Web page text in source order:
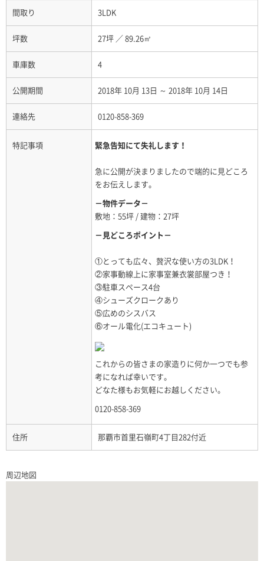
間取り 3LDK
坪数 27坪 ／89.26㎡
車庫数 4
公開期間 2018年 10月 13日 ～ 2018年 10月 14日
連絡先 0120-858-369
特記事項 緊急告知にて失礼します！
急に公開が決まりましたので端的に見どころ
をお伝えします。
－物件データ－
敷地：55坪 / 建物：27坪
－見どころポイント－
①とっても広々、贅沢な使い方の3LDK！
②家事動線上に家事室兼衣裳部屋つき！
③駐車スペース4台
④シューズクロークあり
⑤広めのシスバス
⑥オール電化(エコキュート)
これからの皆さまの家造りに何か一つでも参
考になれば幸いです。
どなた様もお気軽にお越しください。
0120-858-369
住所 那覇市首里石嶺町4丁目282付近
周辺地図